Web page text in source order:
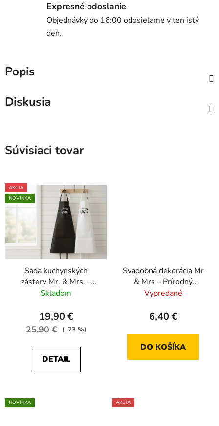
Expresné odoslanie
Objednávky do 16:00 odosielame v ten istý
deň.
Popis
Diskusia
Súvisiaci tovar
AKCIA
NOVINKA
Sada kuchynských
zástery Mr. & Mrs. –
Štýlový darček pre
Skladom
19,90 €
25,90 € (–23 %)
DETAIL
Svadobná dekorácia Mr
& Mrs – Prírodný
naturálny vzhľad
Vypredané
6,40 €
DO KOŠÍKA
NOVINKA AKCIA